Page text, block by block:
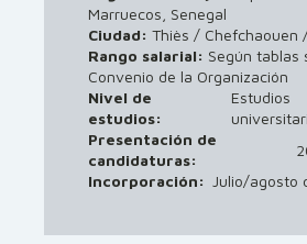
Marruecos, Senegal
Ciudad: Thiès / Chefchaouen
Rango salarial: Según tablas
Convenio de la Organización
Nivel de
estudios:
Estudios
Presentación de
candidaturas:
Incorporación: Julio/agosto